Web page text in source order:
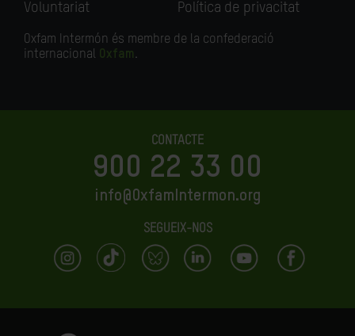
Voluntariat
Política de privacitat
Oxfam Intermón és membre de la confederació
internacional Oxfam.
CONTACTE
900 22 33 00
info@OxfamIntermon.org
SEGUEIX-NOS